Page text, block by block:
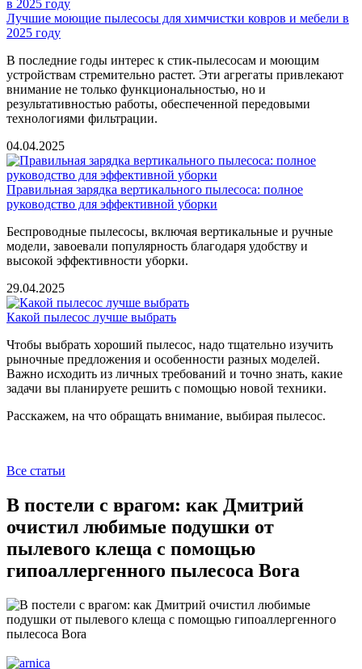
Лучшие моющие пылесосы для химчистки ковров и мебели в
2025 году
В последние годы интерес к стик-пылесосам и моющим
устройствам стремительно растет. Эти агрегаты привлекают
внимание не только функциональностью, но и
результативностью работы, обеспеченной передовыми
технологиями фильтрации.
04.04.2025
Правильная зарядка вертикального пылесоса: полное
руководство для эффективной уборки
Беспроводные пылесосы, включая вертикальные и ручные
модели, завоевали популярность благодаря удобству и
высокой эффективности уборки.
29.04.2025
Какой пылесос лучше выбрать
Чтобы выбрать хороший пылесос, надо тщательно изучить
рыночные предложения и особенности разных моделей.
Важно исходить из личных требований и точно знать, какие
задачи вы планируете решить с помощью новой техники.
Расскажем, на что обращать внимание, выбирая пылесос.
Все статьи
В постели с врагом: как Дмитрий
очистил любимые подушки от
пылевого клеща с помощью
гипоаллергенного пылесоса Bora